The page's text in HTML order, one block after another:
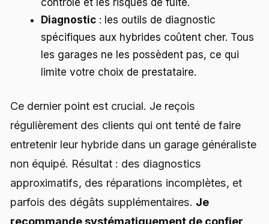
contrôle et les risques de fuite.
Diagnostic : les outils de diagnostic
spécifiques aux hybrides coûtent cher. Tous
les garages ne les possèdent pas, ce qui
limite votre choix de prestataire.
Ce dernier point est crucial. Je reçois
régulièrement des clients qui ont tenté de faire
entretenir leur hybride dans un garage généraliste
non équipé. Résultat : des diagnostics
approximatifs, des réparations incomplètes, et
parfois des dégâts supplémentaires. Je
recommande systématiquement de confier